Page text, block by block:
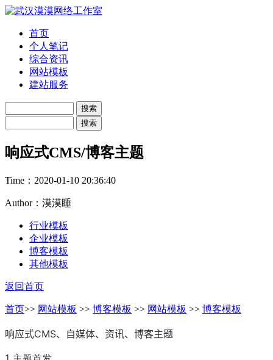
首页
个人笔记
综合资讯
网站模板
建站服务
响应式CMS/博客主题
Time： 2020-01-10 20:36:40
Author：漠漠睡
行业模板
企业模板
博客模板
其他模板
返回首页
首页>> 网站模板 >> 博客模板 >> 网站模板 >> 博客模板
响应式CMS、自媒体、资讯、博客主题